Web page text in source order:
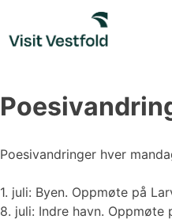
content
Poesivandringer hver
1. juli: Byen. Oppmøte på
8. juli: Indre havn. Oppmøte